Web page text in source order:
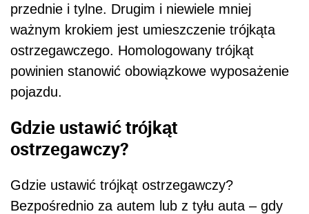
przednie i tylne. Drugim i niewiele mniej
ważnym krokiem jest umieszczenie trójkąta
ostrzegawczego. Homologowany trójkąt
powinien stanowić obowiązkowe wyposażenie
pojazdu.
Gdzie ustawić trójkąt
ostrzegawczy?
Gdzie ustawić trójkąt ostrzegawczy?
Bezpośrednio za autem lub z tyłu auta – gdy